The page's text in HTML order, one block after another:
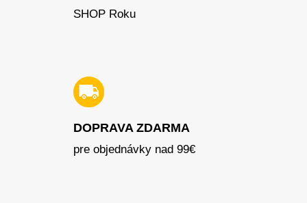
SHOP Roku
DOPRAVA ZDARMA
pre objednávky nad 99€